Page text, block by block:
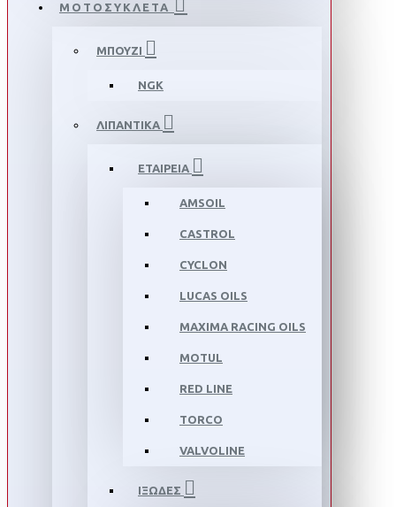
ΜΟΤΟΣΥΚΛΕΤΑ
ΜΠΟΥΖΙ
NGK
ΛΙΠΑΝΤΙΚΑ
ΕΤΑΙΡΕΙΑ
AMSOIL
CASTROL
CYCLON
LUCAS OILS
MAXIMA RACING OILS
MOTUL
RED LINE
TORCO
VALVOLINE
ΙΞΩΔΕΣ